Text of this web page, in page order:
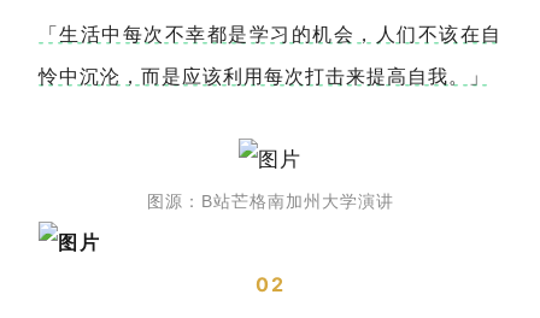
「生活中每次不幸都是学习的机会，人们不该在自
怜中沉沦，而是应该利用每次打击来提高自我。」
图源：B站芒格南加州大学演讲
02